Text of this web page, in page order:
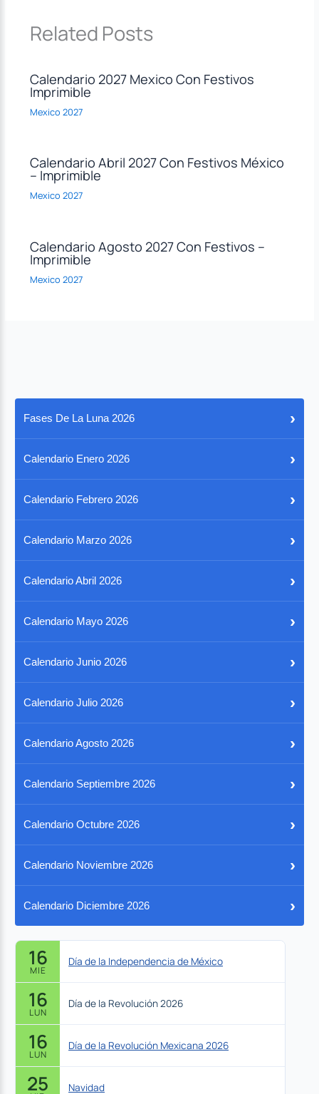
Related Posts
Calendario 2027 Mexico Con Festivos
Imprimible
Mexico 2027
Calendario Abril 2027 Con Festivos México
– Imprimible
Mexico 2027
Calendario Agosto 2027 Con Festivos –
Imprimible
Mexico 2027
Fases De La Luna 2026 ›
Calendario Enero 2026 ›
Calendario Febrero 2026 ›
Calendario Marzo 2026 ›
Calendario Abril 2026 ›
Calendario Mayo 2026 ›
Calendario Junio 2026 ›
Calendario Julio 2026 ›
Calendario Agosto 2026 ›
Calendario Septiembre 2026 ›
Calendario Octubre 2026 ›
Calendario Noviembre 2026 ›
Calendario Diciembre 2026 ›
16
MIE
Día de la Independencia de México
16
LUN
Día de la Revolución 2026
16
LUN
Día de la Revolución Mexicana 2026
25 Navidad